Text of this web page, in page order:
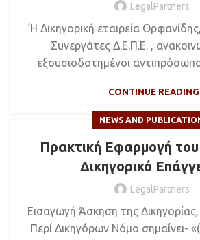
LegalPartners
‘Η Δικηγορική εταιρεία
Συνεργάτες Δ.Ε.Π.Ε. ,
εξουσιοδοτημένοι
CONTINUE READING
NEWS AND
Πρακτική Εφαρμογή
Δικηγορικό
LegalPartners
Εισαγωγή Άσκηση της
Περί Δικηγόρων Νόμο σημαίvει-